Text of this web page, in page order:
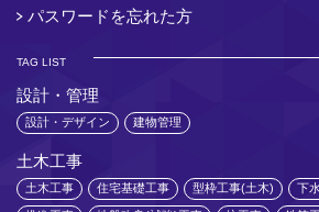
パスワードを忘れた方
TAG LIST
設計・管理
設計・デザイン 建物管理
土木工事
土木工事 住宅基礎工事 型枠工事(土木) 下